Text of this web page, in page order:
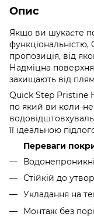
Опис
Якщо ви шукаєте
пропозиція, від
Надміцна
захищають від
Quick Step Pristine
по який ви коли-
її ідеальною
Переваги
Стійкій до
Укладання на
Монтаж без